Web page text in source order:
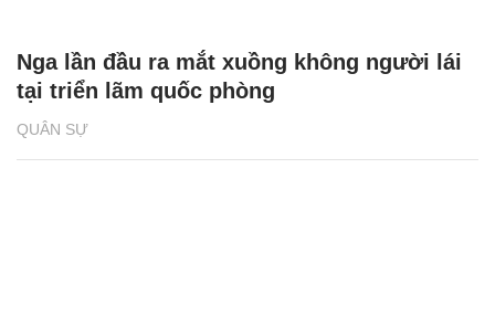
QUÂN SỰ
Nga lần đầu ra mắt xuồng không người lái
tại triển lãm quốc phòng